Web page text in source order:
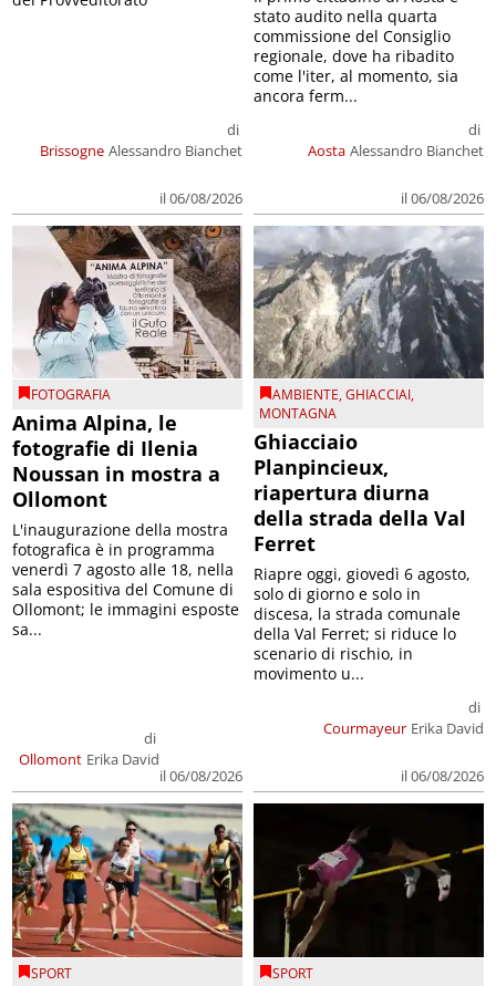
Brissogne
di
Alessandro Bianchet
il 06/08/2026
Aosta
di
Alessandro Bianchet
il 06/08/2026
stato audito nella quarta
commissione del Consiglio
regionale, dove ha ribadito
come l'iter, al momento, sia
ancora ferm...
FOTOGRAFIA
Anima Alpina, le
fotografie di Ilenia
Noussan in mostra a
Ollomont
Ollomont
di
Erika David
il 06/08/2026
L'inaugurazione della mostra
fotografica è in programma
venerdì 7 agosto alle 18, nella
sala espositiva del Comune di
Ollomont; le immagini esposte
sa...
AMBIENTE,GHIACCIAI,
MONTAGNA
Ghiacciaio
Planpincieux,
riapertura diurna
della strada della Val
Ferret
Courmayeur
di
Erika David
il 06/08/2026
Riapre oggi, giovedì 6 agosto,
solo di giorno e solo in
discesa, la strada comunale
della Val Ferret; si riduce lo
scenario di rischio, in
movimento u...
SPORT SPORT